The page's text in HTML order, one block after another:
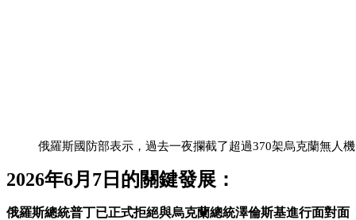
俄羅斯國防部表示，過去一夜攔截了超過370架烏克蘭無人
2026年6月7日 的關鍵發展：
俄羅斯總統普丁已正式拒絕與烏克蘭總統澤倫斯基進行面對面